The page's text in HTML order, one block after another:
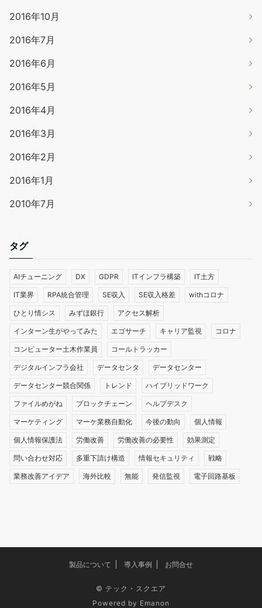
2016年10月
2016年7月
2016年6月
2016年5月
2016年4月
2016年3月
2016年2月
2016年1月
2010年7月
タグ
AIチューニング DX GDPR ITインフラ構築 IT土方
IT業界 RPA統合管理 SE収入 SE収入格差 withコロナ
ひとり情シス みずほ銀行 アクセス解析
インターン生がやってみた エゴサーチ キャリア監視 コロナ
コンピューター土木作業員 コールトラッカー
デジタルインフラ会社 データセンタ データセンター
データセンター競合関係 トレンド ハイブリッドワーク
ファイルめがね ブロックチェーン ヘルプデスク
マーケティング マーケ業務自動化 今後の動向 個人情報
個人情報保護法 労働改善 労働改善の必要性 効果測定
問い合わせ対応 多重下請け構造 情報セキュリティ 戦略
業務改善アイデア 海外比較 無能 発信監視 電子回路基板
製品について 導入事例 お問合せ
© テック・スクエア
Powered by Emanon